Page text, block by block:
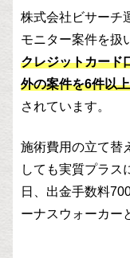
株式会社ビサーチ
モニター案件を扱
クレジットカード
外の案件を6件以
されています。
施術費用の立て替
しても実質プラス
日、出金手数料
ーナスウォーカー